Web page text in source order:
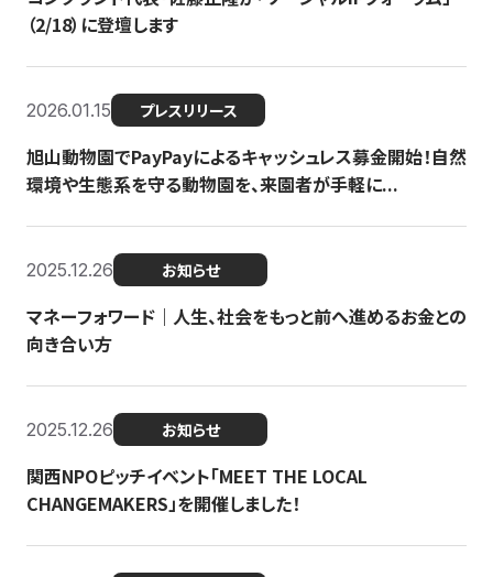
（2/18）に登壇します
2026.01.15 プレスリリース
旭山動物園でPayPayによるキャッシュレス募金開始！自然
環境や生態系を守る動物園を、来園者が手軽に...
2025.12.26 お知らせ
マネーフォワード｜人生、社会をもっと前へ進めるお金との
向き合い方
2025.12.26 お知らせ
関西NPOピッチイベント「MEET THE LOCAL
CHANGEMAKERS」を開催しました！